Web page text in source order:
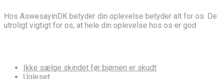
Hos AswesayinDK betyder din oplevelse betyder alt for os.
utroligt vigtigt for os, at hele din oplevelse hos os er god
Ikke sælge skindet før bjørnen er skudt
Ugleset